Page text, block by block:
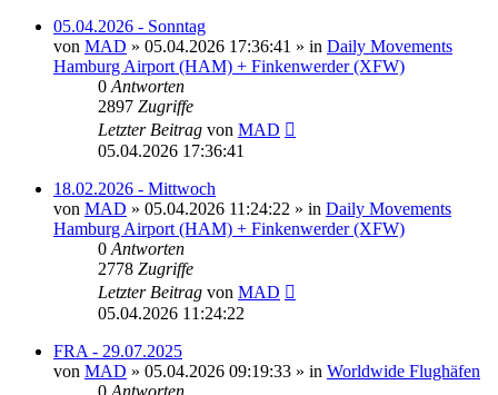
05.04.2026 - Sonntag
von MAD » 05.04.2026 17:36:41 » in Daily Movements
Hamburg Airport (HAM) + Finkenwerder (XFW)
0 Antworten
2897 Zugriffe
Letzter Beitrag von MAD
05.04.2026 17:36:41
18.02.2026 - Mittwoch
von MAD » 05.04.2026 11:24:22 » in Daily Movements
Hamburg Airport (HAM) + Finkenwerder (XFW)
0 Antworten
2778 Zugriffe
Letzter Beitrag von MAD
05.04.2026 11:24:22
FRA - 29.07.2025
von MAD » 05.04.2026 09:19:33 » in Worldwide Flughäfen
0 Antworten